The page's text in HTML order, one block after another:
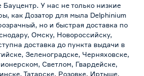
У нас не только низкие
как Дозатор для мыла Delphinium
но и быстрая доставка по
Омску, Новороссийску,
доставка до пункта выдачи в
Зеленоградске, Черняховске,
Светлом, Гвардейске,
Татарске, Розовке, Иртыше,